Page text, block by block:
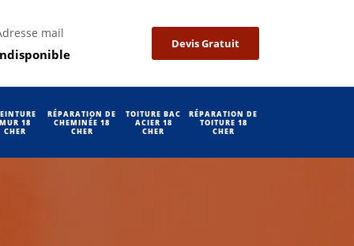
mail
Devis Gratuit
MUR 18
CHER
RÉPARATION DE
CHEMINÉE 18
CHER
TOITURE BAC
ACIER 18
CHER
RÉPARATION DE
TOITURE 18
CHER